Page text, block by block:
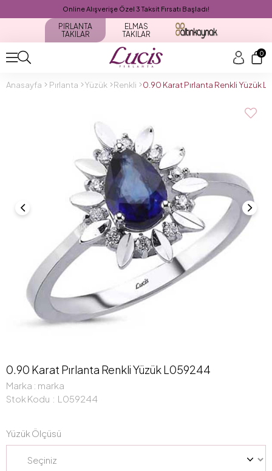
Online Alışverişe Özel 3 Taksit Fırsatı Başladı!
PIRLANTA
TAKILAR
ELMAS
TAKILAR
0
Anasayfa Pırlanta Yüzük Renkli 0.90 Karat Pırlanta Renkli Yüzük
0.90 Karat Pırlanta Renkli Yüzük L059244
Marka : marka
Stok Kodu
L059244
Yüzük Ölçüsü